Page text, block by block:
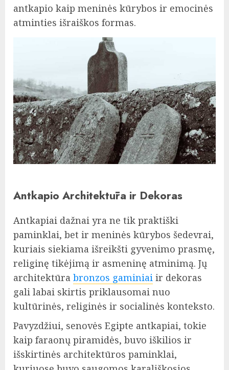
antkapio kaip meninės kūrybos ir emocinės
atminties išraiškos formas.
Antkapio Architektūra ir Dekoras
Antkapiai dažnai yra ne tik praktiški
paminklai, bet ir meninės kūrybos šedevrai,
kuriais siekiama išreikšti gyvenimo prasmę,
religinę tikėjimą ir asmeninę atminimą. Jų
architektūra bronzos gaminiai ir dekoras
gali labai skirtis priklausomai nuo
kultūrinės, religinės ir socialinės konteksto.
Pavyzdžiui, senovės Egipte antkapiai, tokie
kaip faraonų piramidės, buvo iškilios ir
išskirtinės architektūros paminklai,